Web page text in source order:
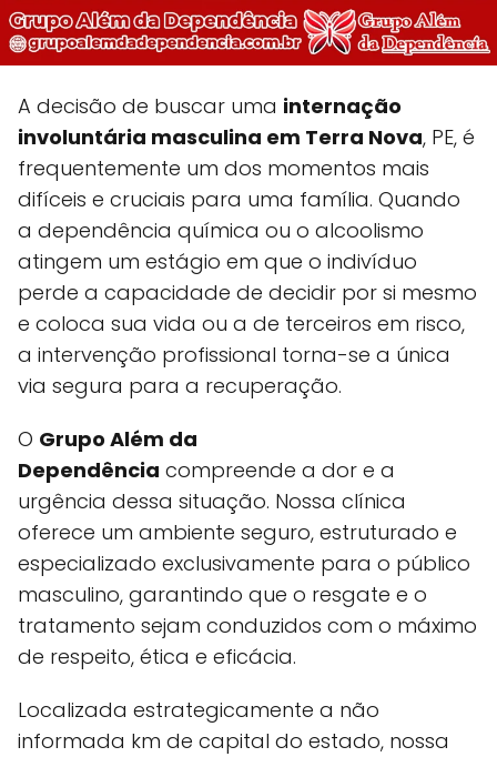
A decisão de buscar uma internação
involuntária masculina em Terra Nova, PE, é
frequentemente um dos momentos mais
difíceis e cruciais para uma família. Quando
a dependência química ou o alcoolismo
atingem um estágio em que o indivíduo
perde a capacidade de decidir por si mesmo
e coloca sua vida ou a de terceiros em risco,
a intervenção profissional torna-se a única
via segura para a recuperação.
O Grupo Além da
Dependência compreende a dor e a
urgência dessa situação. Nossa clínica
oferece um ambiente seguro, estruturado e
especializado exclusivamente para o público
masculino, garantindo que o resgate e o
tratamento sejam conduzidos com o máximo
de respeito, ética e eficácia.
Localizada estrategicamente a não
informada km de capital do estado, nossa